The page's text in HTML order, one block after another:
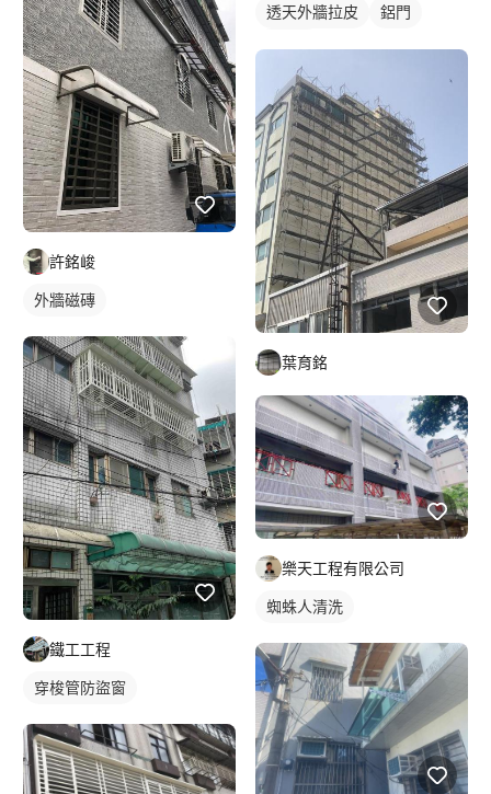
許銘峻
外牆磁磚
鐵工工程
穿梭管防盜窗
透天外牆拉皮
鋁門
鋁門窗
葉育銘
樂天工程有限公司
蜘蛛人清洗